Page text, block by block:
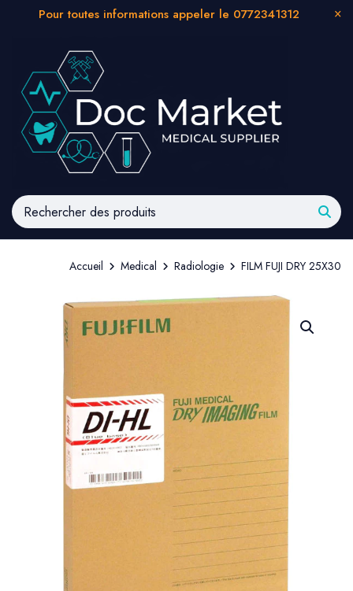
Pour toutes informations appeler le 0772341312
Accueil Medical Radiologie FILM FUJI DRY 25X30